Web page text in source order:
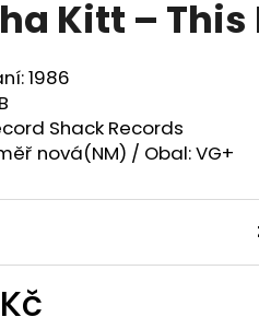
Kitt ‎– This
1986
Shack Records
nová(NM) / Obal: VG+